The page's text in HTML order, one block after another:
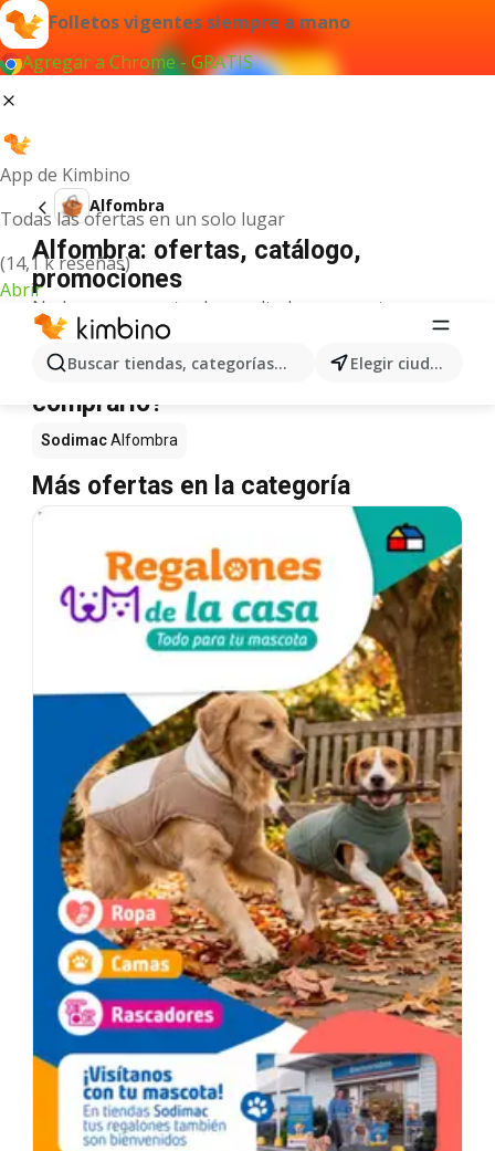
Folletos vigentes siempre a mano
Agregar a Chrome - GRATIS
App de Kimbino
Todas las ofertas en un solo lugar
(14,1 k reseñas)
Abrir
Buscar tiendas, categorías, productos... Elegir ciudad
Alfombra
Alfombra: ofertas, catálogo,
promociones
No hemos encontrado resultados para este
término.
Alfombra en oferta - ¿Dónde
comprarlo?
SodimacAlfombra
Más ofertas en la categoría